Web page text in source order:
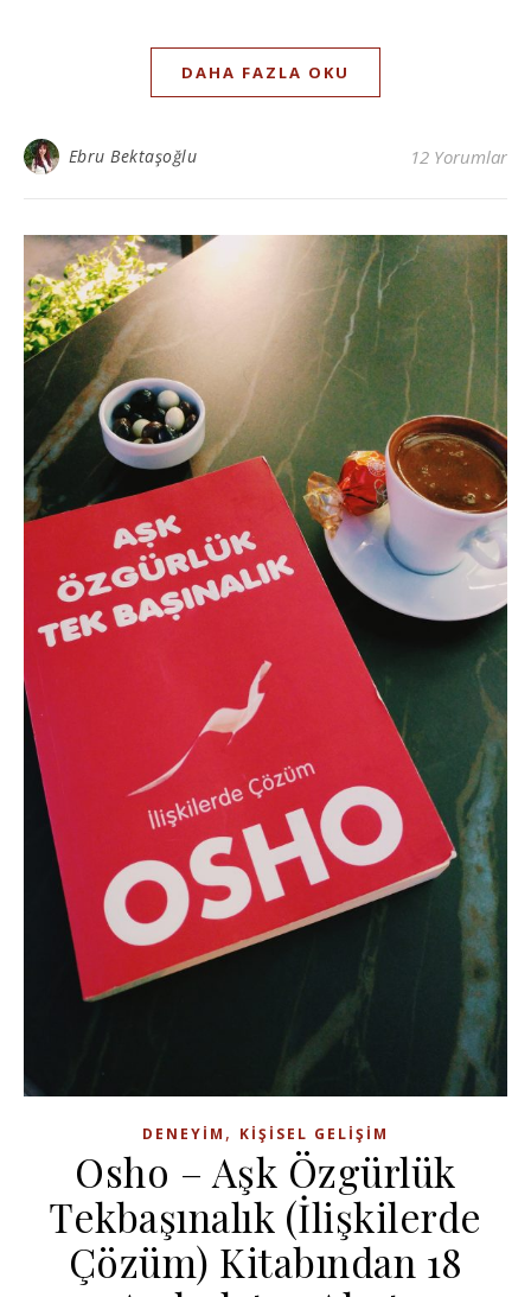
DAHA FAZLA OKU
Ebru Bektaşoğlu 12 Yorumlar
DENEYIM , KIŞISEL GELIŞIM
Osho – Aşk Özgürlük
Tekbaşınalık (İlişkilerde
Çözüm) Kitabından 18